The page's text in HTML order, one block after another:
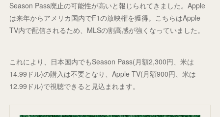
Season Pass廃止の可能性が高いと報じられてきました。Apple
は来年からアメリカ国内でF1の放映権を獲得。こちらはApple
TV内で配信されるため、MLSの割高感が強くなっていました。
これにより、日本国内でもSeason Pass(月額2,300円、米は
14.99ドル)の購入は不要となり、Apple TV(月額900円、米は
12.99ドル)で視聴できると見込まれます。